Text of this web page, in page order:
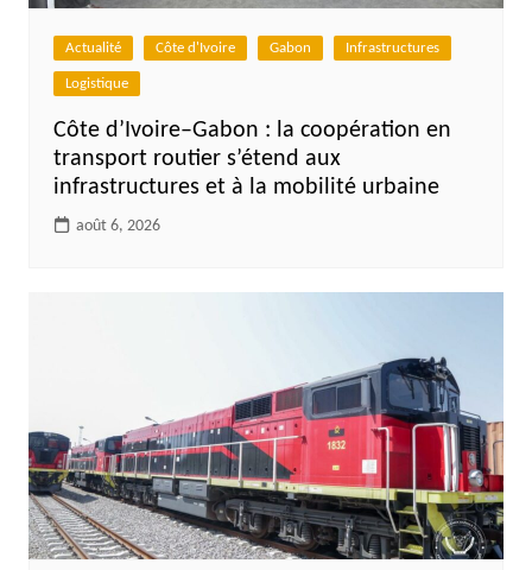
Actualité Côte d'Ivoire Gabon Infrastructures
Logistique
Côte d’Ivoire–Gabon : la coopération en
transport routier s’étend aux
infrastructures et à la mobilité urbaine
août 6, 2026